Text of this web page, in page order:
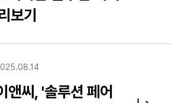
보기
앤씨, '솔루션 페어